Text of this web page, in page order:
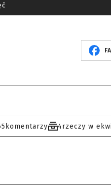
komentarzy 4rzeczy w